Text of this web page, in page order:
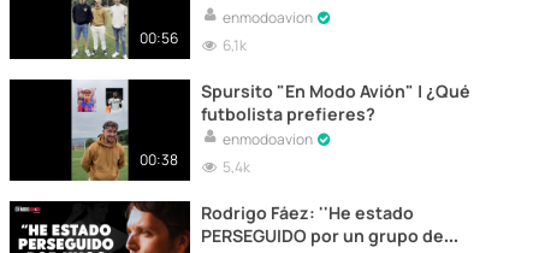
00:56
enmodoavion
6,1k
00:38
Spursito "En Modo Avión" | ¿Qué
futbolista prefieres?
enmodoavion
5,4k
Rodrigo Fáez: ''He estado
PERSEGUIDO por un grupo de